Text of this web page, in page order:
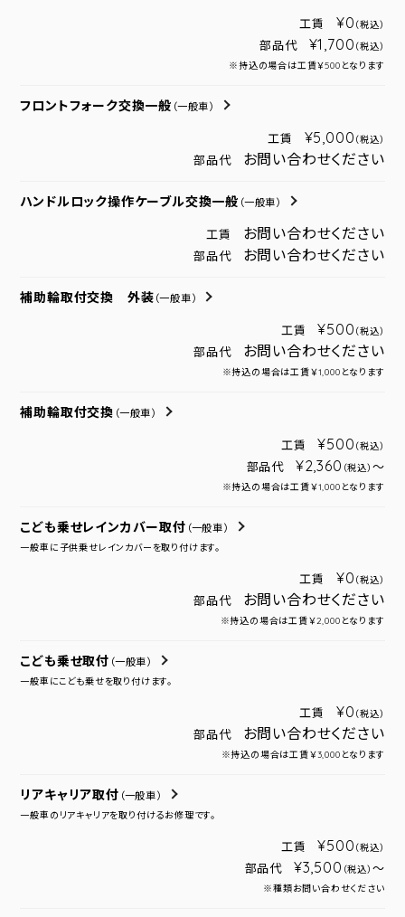
工賃 ¥0 （税込）
部品代 ¥1,700 （税込）
※持込の場合は工賃￥500となります
フロントフォーク交換一般 （一般車）
工賃 ¥5,000 （税込）
部品代 お問い合わせください
ハンドルロック操作ケーブル交換一般 （一般車）
工賃 お問い合わせください
部品代 お問い合わせください
補助輪取付交換 外装 （一般車）
工賃 ¥500 （税込）
部品代 お問い合わせください
※持込の場合は工賃￥1,000となります
補助輪取付交換 （一般車）
工賃 ¥500 （税込）
部品代 ¥2,360 （税込） ～
※持込の場合は工賃￥1,000となります
こども乗せレインカバー取付 （一般車）
一般車に子供乗せレインカバーを取り付けます。
工賃 ¥0 （税込）
部品代 お問い合わせください
※持込の場合は工賃￥2,000となります
こども乗せ取付 （一般車）
一般車にこども乗せを取り付けます。
工賃 ¥0 （税込）
部品代 お問い合わせください
※持込の場合は工賃￥3,000となります
リアキャリア取付 （一般車）
一般車のリアキャリアを取り付けるお修理です。
工賃 ¥500 （税込）
部品代 ¥3,500 （税込） ～
※種類お問い合わせください